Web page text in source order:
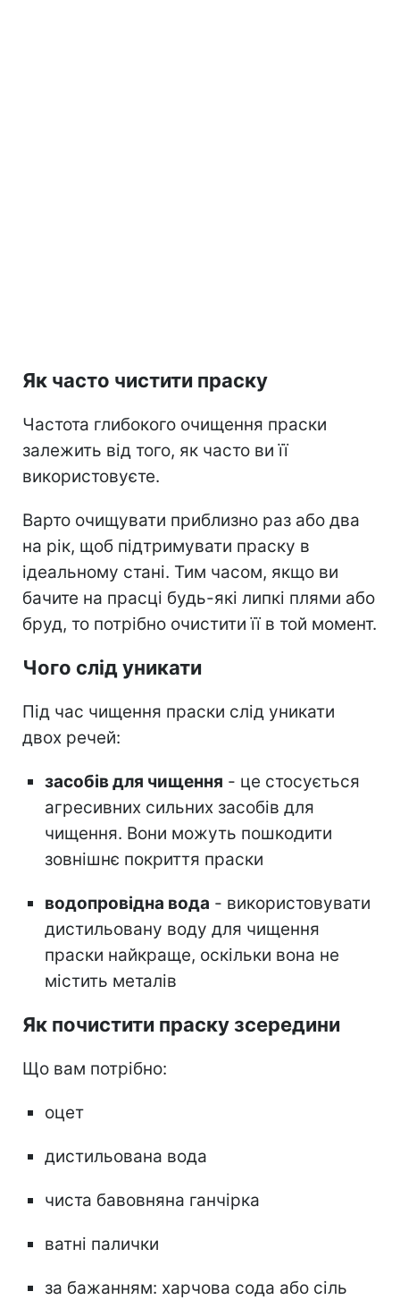
Як часто чистити праску
Частота глибокого очищення праски
залежить від того, як часто ви її
використовуєте.
Варто очищувати приблизно раз або два
на рік, щоб підтримувати праску в
ідеальному стані. Тим часом, якщо ви
бачите на прасці будь-які липкі плями або
бруд, то потрібно очистити її в той момент.
Чого слід уникати
Під час чищення праски слід уникати
двох речей:
засобів для чищення - це стосується
агресивних сильних засобів для
чищення. Вони можуть пошкодити
зовнішнє покриття праски
водопровідна вода - використовувати
дистильовану воду для чищення
праски найкраще, оскільки вона не
містить металів
Як почистити праску зсередини
Що вам потрібно:
оцет
дистильована вода
чиста бавовняна ганчірка
ватні палички
за бажанням: харчова сода або сіль